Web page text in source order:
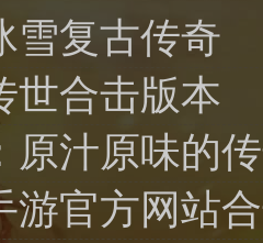
雪复古传奇
世合击版本
原汁原味的
游官方网站